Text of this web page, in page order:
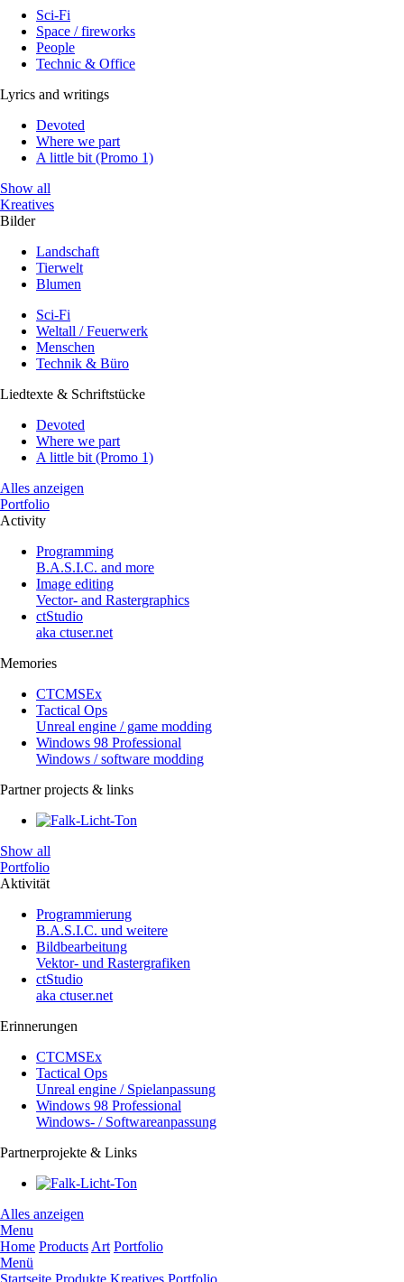
Sci-Fi
Space / fireworks
People
Technic & Office
Lyrics and writings
Devoted
Where we part
A little bit (Promo 1)
Show all
Kreatives
Bilder
Landschaft
Tierwelt
Blumen
Sci-Fi
Weltall / Feuerwerk
Menschen
Technik & Büro
Liedtexte & Schriftstücke
Devoted
Where we part
A little bit (Promo 1)
Alles anzeigen
Portfolio
Activity
Programming
B.A.S.I.C. and more
Image editing
Vector- and Rastergraphics
ctStudio
aka ctuser.net
Memories
CTCMSEx
Tactical Ops
Unreal engine / game modding
Windows 98 Professional
Windows / software modding
Partner projects & links
Show all
Portfolio
Aktivität
Programmierung
B.A.S.I.C. und weitere
Bildbearbeitung
Vektor- und Rastergrafiken
ctStudio
aka ctuser.net
Erinnerungen
CTCMSEx
Tactical Ops
Unreal engine / Spielanpassung
Windows 98 Professional
Windows- / Softwareanpassung
Partnerprojekte & Links
Alles anzeigen
Menu
Home Products Art Portfolio
Menü
Startseite Produkte Kreatives Portfolio